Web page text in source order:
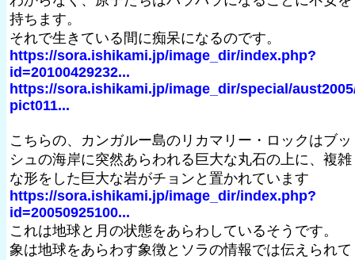
持ちます。
それで生きている間に痴呆になるのです。
https://sora.ishikami.jp/image_dir/index.php?
id=20100429232...
https://sora.ishikami.jp/image_dir/special/
pict011...
こちらの、カンガルー島のリカマリー・ロックはブッ
シュの海岸に突然あらわれる巨大な丸石の上に、複雑
な形をした巨大な岩がチョンと置かれています
https://sora.ishikami.jp/image_dir/index.php?
id=20050925100...
これは地球と月の状態をあらわしているそうです。
象は地球をあらわす象徴とソラの情報では伝えられて